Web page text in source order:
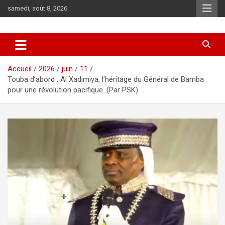
au
samedi, août 8, 2026
Accueil 2026 juin
11
Touba d’abord : Al Xadimiya, l’héritage du Général de Bamba
pour une révolution pacifique. (Par PSK)